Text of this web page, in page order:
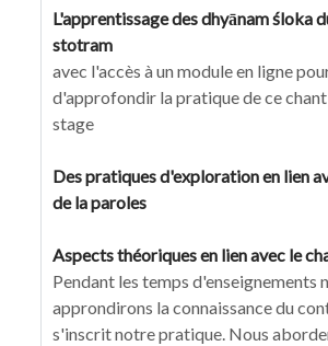
L'apprentissage des dhyānam śloka
stotram
avec l'accès à un module en ligne
d'approfondir la pratique de ce chant
stage
Des pratiques d'exploration en lien
de la paroles
Aspects théoriques en lien avec le
Pendant les temps d'enseignements
approndirons la connaissance du
s'inscrit notre pratique. Nous